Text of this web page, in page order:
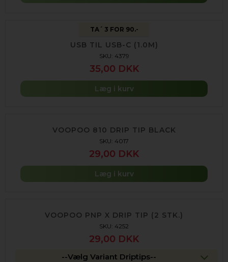
TA´ 3 FOR 90.-
USB TIL USB-C (1.0M)
SKU: 4379
35,00 DKK
Læg i kurv
VOOPOO 810 DRIP TIP BLACK
SKU: 4017
29,00 DKK
Læg i kurv
VOOPOO PNP X DRIP TIP (2 STK.)
SKU: 4252
29,00 DKK
--Vælg Variant Driptips--